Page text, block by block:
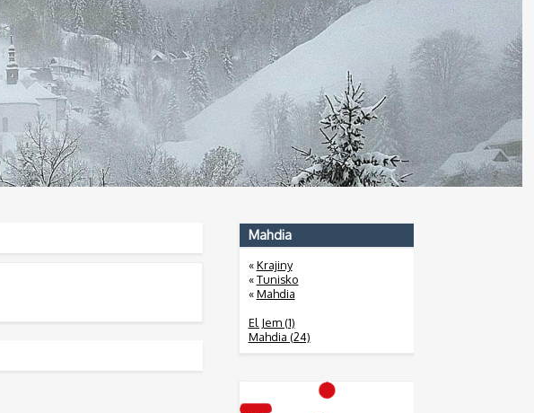
Mahdia
«Krajiny
«Tunisko
«Mahdia
El Jem (1)
Mahdia (24)